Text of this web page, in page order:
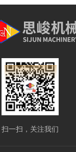
扫一扫，关注我们